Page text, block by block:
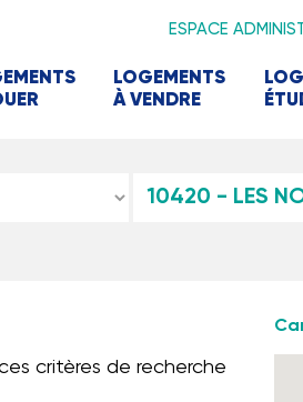
ESPACE
LOGEMENTS
À VENDRE
critères de recherche